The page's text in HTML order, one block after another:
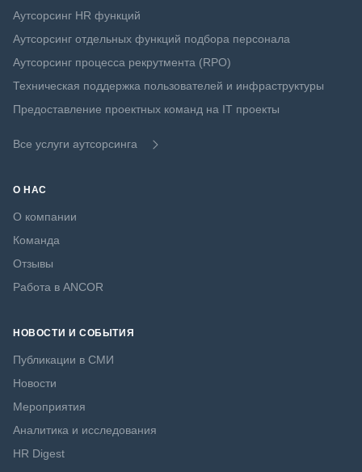
Аутсорсинг HR функций
Аутсорсинг отдельных функций подбора персонала
Аутсорсинг процесса рекрутмента (RPO)
Техническая поддержка пользователей и инфраструктуры
Предоставление проектных команд на IT проекты
Все услуги аутсорсинга
О НАС
О компании
Команда
Отзывы
Работа в ANCOR
НОВОСТИ И СОБЫТИЯ
Публикации в СМИ
Новости
Мероприятия
Аналитика и исследования
HR Digest